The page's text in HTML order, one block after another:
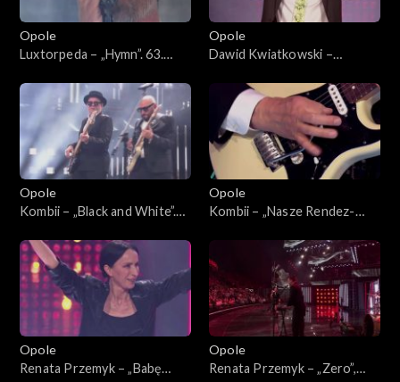
„SuperJedynki”
Opole
Luxtorpeda – „Hymn”. 63.
„SuperJedynki”
Opole
Dawid Kwiatkowski –
niebo”, „Proste”. 63. KFPP:
Koncert „SuperJedynki”
Opole
Kombii – „Black and White”.
„SuperJedynki”
Opole
Kombii – „Nasze Rendez-
„SuperJedynki”
Opole
Renata Przemyk – „Babę
Opole
Renata Przemyk – „Zero”,